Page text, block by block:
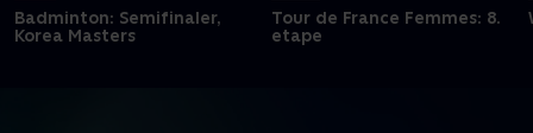
Badminton: Semifinaler,
Korea Masters
Tour de France Femmes: 8.
etape